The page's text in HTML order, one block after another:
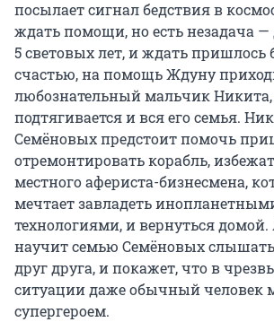
посылает сигнал бедствия в
ждать помощи, но есть незадача —
5 световых лет, и ждать пришлось
счастью, на помощь Ждуну
любознательный мальчик
подтягивается и вся его семья.
Семёновых предстоит помочь
отремонтировать корабль,
местного афериста-бизнесмена,
мечтает завладеть
технологиями, и вернуться
научит семью Семёновых
друг друга, и покажет, что в
ситуации даже обычный человек
супергероем.